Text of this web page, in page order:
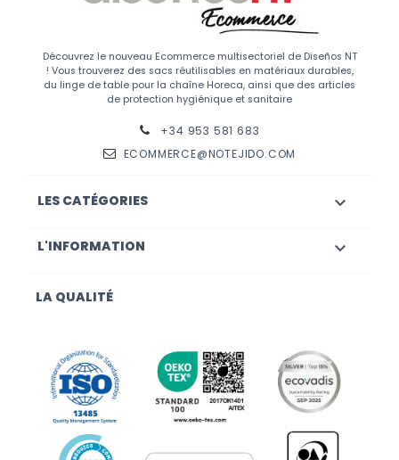
Découvrez le nouveau Ecommerce multisectoriel de Diseños NT
! Vous trouverez des sacs réutilisables en matériaux durables,
du linge de table pour la chaîne Horeca, ainsi que des articles
de protection hygiénique et sanitaire
+34 953 581 683
ECOMMERCE@NOTEJIDO.COM
LES CATÉGORIES 
L'INFORMATION 
LA QUALITÉ